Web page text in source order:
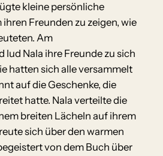
kleine persönliche
Freunden zu zeigen, wie
Am
lud Nala ihre Freunde zu sich
hatten sich alle versammelt
auf die Geschenke, die
hatte. Nala verteilte die
breiten Lächeln auf ihrem
sich über den warmen
von dem Buch über